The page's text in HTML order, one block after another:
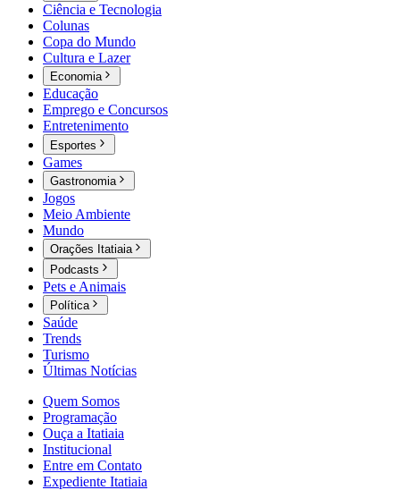
Ciência e Tecnologia
Colunas
Copa do Mundo
Cultura e Lazer
Economia
Educação
Emprego e Concursos
Entretenimento
Esportes
Games
Gastronomia
Jogos
Meio Ambiente
Mundo
Orações Itatiaia
Podcasts
Pets e Animais
Política
Saúde
Trends
Turismo
Últimas Notícias
Quem Somos
Programação
Ouça a Itatiaia
Institucional
Entre em Contato
Expediente Itatiaia